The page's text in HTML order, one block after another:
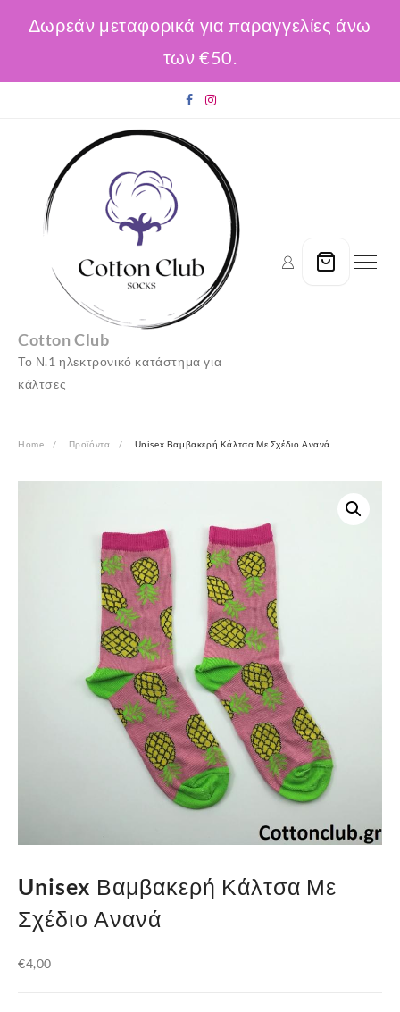
Δωρεάν μεταφορικά για παραγγελίες άνω
των €50.
Cotton Club
Το Ν.1 ηλεκτρονικό κατάστημα για
κάλτσες
Home Προϊόντα Unisex Βαμβακερή Κάλτσα Με Σχέδιο Ανανά
Unisex Βαμβακερή Κάλτσα Με
Σχέδιο Ανανά
€4,00